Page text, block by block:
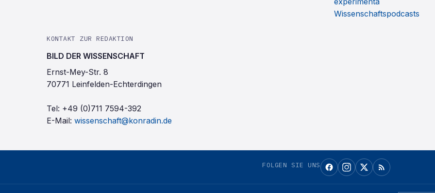
Wissenschaftspodcasts
KONTAKT ZUR REDAKTION
BILD DER WISSENSCHAFT
Ernst-Mey-Str. 8
70771 Leinfelden-Echterdingen
Tel: +49 (0)711 7594-392
E-Mail: wissenschaft@konradin.de
FOLGEN SIE UNS